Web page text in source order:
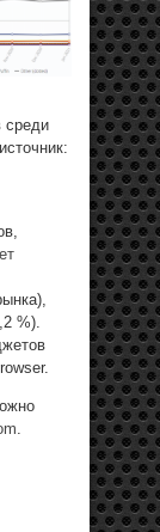
среди
%).